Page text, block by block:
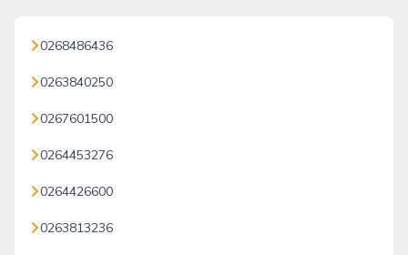
0268486436
0263840250
0267601500
0264453276
0264426600
0263813236